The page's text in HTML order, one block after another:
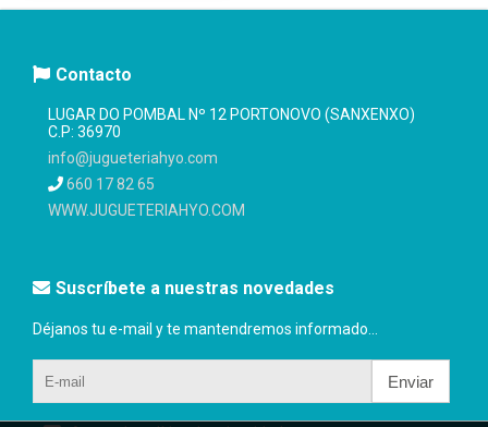
Contacto
LUGAR DO POMBAL Nº 12 PORTONOVO (SANXENXO)
C.P: 36970
info@jugueteriahyo.com
660 17 82 65
WWW.JUGUETERIAHYO.COM
Suscríbete a nuestras novedades
Déjanos tu e-mail y te mantendremos informado...
Enviar